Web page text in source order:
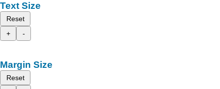
Text Size
Reset
+
-
Margin Size
Reset